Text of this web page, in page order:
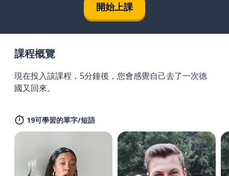
開始上課
課程概覽
現在投入該課程，5分鐘後，您會感覺自己去了一次德
國又回來。
19可學習的單字/短語